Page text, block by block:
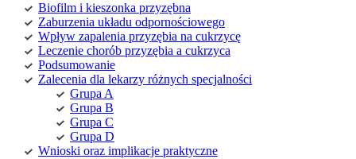
Biofilm i kieszonka przyzębna
Zaburzenia układu odpornościowego
Wpływ zapalenia przyzębia na cukrzycę
Leczenie chorób przyzębia a cukrzyca
Podsumowanie
Zalecenia dla lekarzy różnych specjalności
Grupa A
Grupa B
Grupa C
Grupa D
Wnioski oraz implikacje praktyczne